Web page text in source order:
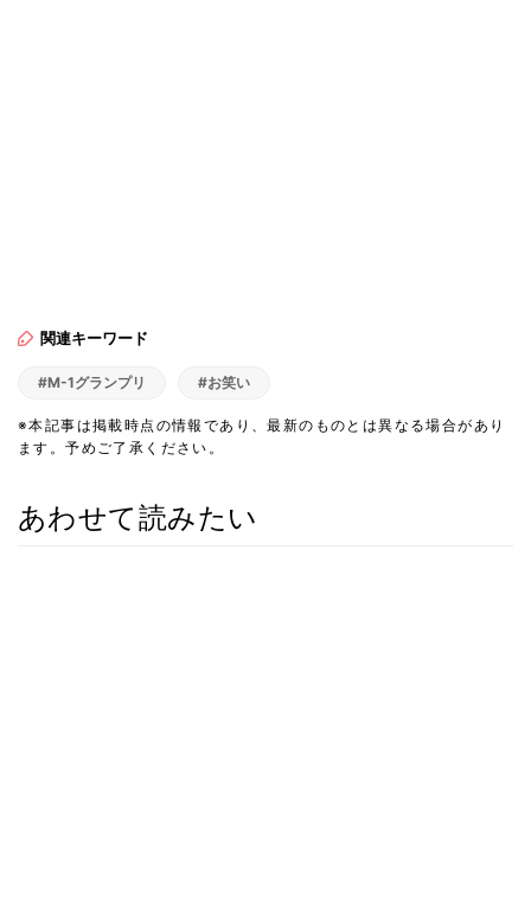
関連キーワード
#M-1グランプリ #お笑い
※本記事は掲載時点の情報であり、最新のものとは異なる場合があり
ます。予めご了承ください。
あわせて読みたい